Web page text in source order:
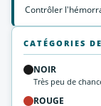
Contrôler
CATÉGORIES
NOIR
Très peu de
ROUGE